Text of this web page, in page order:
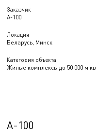
Заказчик
А-100
Локация
Беларусь, Минск
Категория объекта
Жилые комплексы до 50 000 м.кв
А-100